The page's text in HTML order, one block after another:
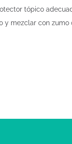
tópico
y mezclar con zumo